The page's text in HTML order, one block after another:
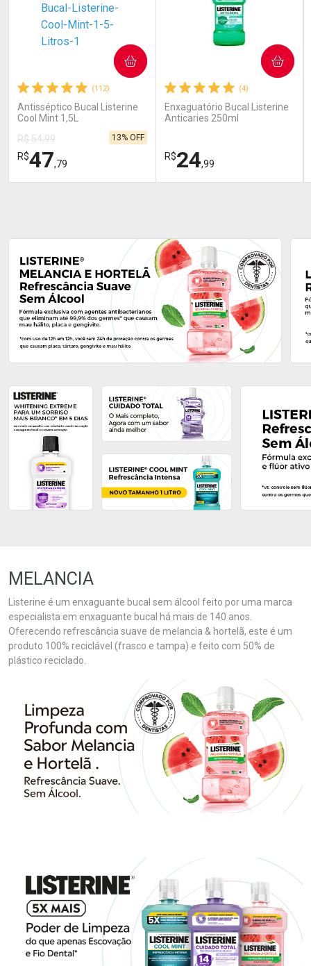
(112)
Antisséptico Bucal Listerine
Cool Mint 1,5L
R$ 54,99
R$47,79
13% OFF
COMPRAR
Ativar Desconto
Comprar sem Desconto
Por R$ 47,79/cada
Comprar sem Desconto
Por R$ 47,79/cada
(4)
Enxaguatório Bucal Listerine
Anticaries 250ml
R$24,99
COMPRAR
Ativar Desconto
Comprar sem Desconto
Por R$ 24,99/cada
Comprar sem Desconto
Por R$ 24,99/cada
MELANCIA
Listerine é um enxaguante bucal sem álcool feito por uma marca
especialista em enxaguante bucal há mais de 140 anos.
Oferecendo refrescância suave de melancia & hortelã, este é um
produto 100% reciclável (frasco e tampa) e feito com 50% de
plástico reciclado.